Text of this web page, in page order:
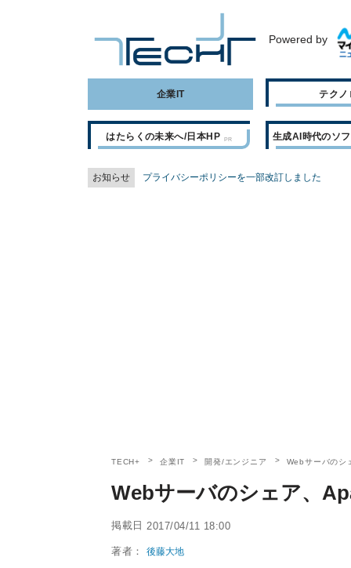
Powered by
企業IT テクノ
はたらくの未来へ/日本HP 生成AI時代のソ
お知らせ プライバシーポリシーを一部改訂しました
TECH+ 企業IT 開発/エンジニア Webサーバのシ
Webサーバのシェア、
掲載日 2017/04/11 18:00
著者：後藤大地